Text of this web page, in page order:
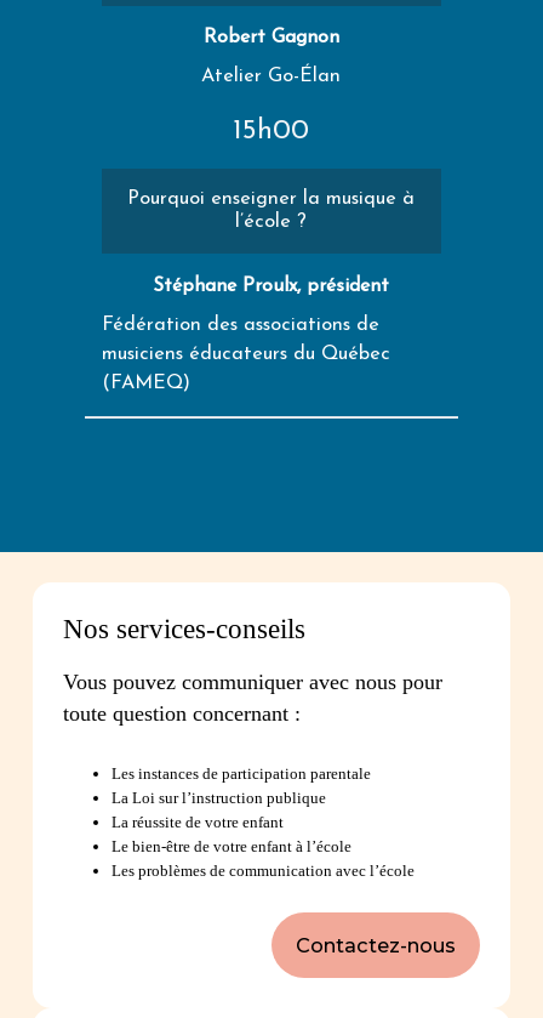
Robert Gagnon
Atelier Go-Élan
15h00
Pourquoi enseigner la musique à
l’école ?
Stéphane Proulx, président
Fédération des associations de
musiciens éducateurs du Québec
(FAMEQ)
Nos services-conseils
Vous pouvez communiquer avec nous pour
toute question concernant :
Les instances de participation parentale
La Loi sur l’instruction publique
La réussite de votre enfant
Le bien-être de votre enfant à l’école
Les problèmes de communication avec l’école
Contactez-nous